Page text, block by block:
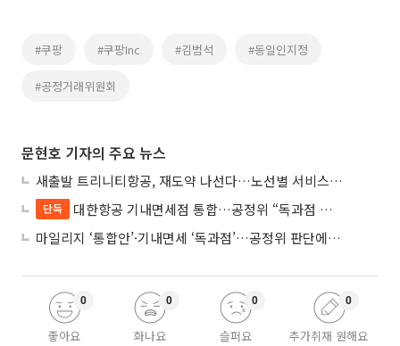
#쿠팡 #쿠팡Inc #김범석 #동일인지정
#공정거래위원회
문현호 기자의 주요 뉴스
새출발 트리니티항공, 재도약 나선다…노선별 서비스 차별화
단독
대한항공 기내면세점 통합…공정위 “독과점 여부 따진다”
마일리지 ‘통합안’·기내면세 ‘독과점’…공정위 판단에 쏠린 눈
좋아요
0
화나요
0
슬퍼요
0
추가취재 원해요
0